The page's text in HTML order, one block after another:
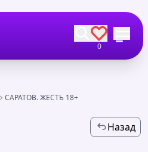
0
САРАТОВ. ЖЕСТЬ 18+
Назад